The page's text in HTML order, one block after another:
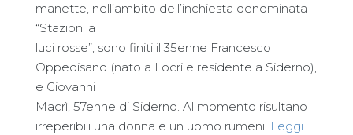
manette, nell’ambito dell’inchiesta denominata
“Stazioni a
luci rosse”, sono finiti il 35enne Francesco
Oppedisano (nato a Locri e residente a Siderno),
e Giovanni
Macrì, 57enne di Siderno. Al momento risultano
irreperibili una donna e un uomo rumeni. Leggi…